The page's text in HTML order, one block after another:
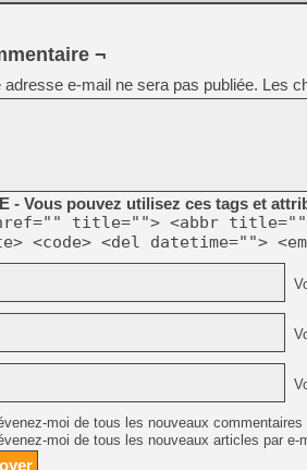
¬
adresse e-mail ne sera pas publiée. Les
- Vous pouvez utilisez ces tags et
title=""> <abbr
<code> <del datetime="">
moi de tous les nouveaux commentaires
moi de tous les nouveaux articles par e-